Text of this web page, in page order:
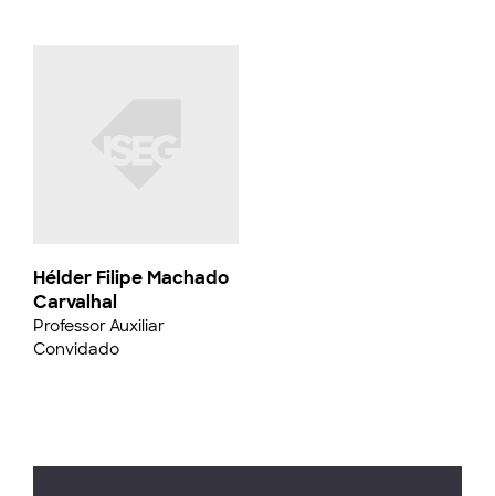
Hélder Filipe Machado
Carvalhal
Professor Auxiliar
Convidado